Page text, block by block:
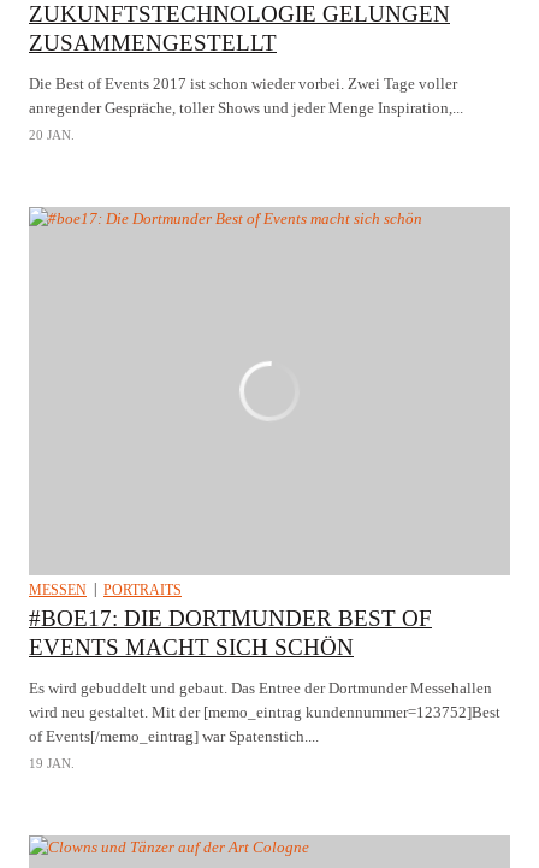
ZUKUNFTSTECHNOLOGIE GELUNGEN
ZUSAMMENGESTELLT
Die Best of Events 2017 ist schon wieder vorbei. Zwei Tage voller
anregender Gespräche, toller Shows und jeder Menge Inspiration,...
20 JAN.
MESSEN PORTRAITS
#BOE17: DIE DORTMUNDER BEST OF
EVENTS MACHT SICH SCHÖN
Es wird gebuddelt und gebaut. Das Entree der Dortmunder Messehallen
wird neu gestaltet. Mit der [memo_eintrag kundennummer=123752]Best
of Events[/memo_eintrag] war Spatenstich....
19 JAN.